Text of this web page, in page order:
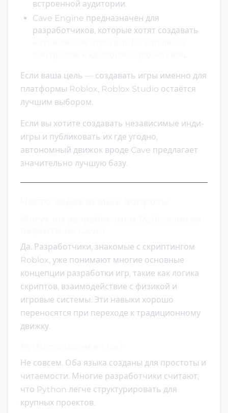
встроенной аудитории.
Cave Engine предназначен для
разработчиков, которые хотят создавать
.
Если ваша цель — создавать игры именно для
платформы Roblox, Roblox Studio остаётся
лучшим выбором.
Если вы хотите создавать независимые инди-
игры и публиковать их где угодно,
автономный движок вроде Cave предлагает
значительно лучшую базу.
Да. Разработчики, знакомые с скриптингом
Roblox, уже понимают многие основные
концепции разработки игр, такие как логика
скриптов, взаимодействие с физикой и
игровые системы. Эти навыки хорошо
переносятся при переходе к традиционному
движку.
Не совсем. Оба языка созданы для простоты и
читаемости. Многие разработчики считают,
что Python легче структурировать для
крупных проектов.